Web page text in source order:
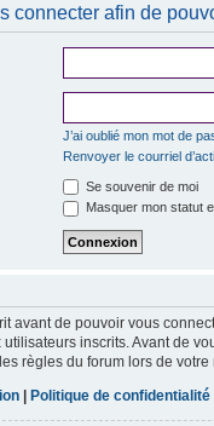
connecter afin de
J’ai oublié mon mot de
Renvoyer le courriel
Se souvenir de moi
Masquer mon statut
avant de pouvoir vous
inscrits. Avant de
règles du forum lors de
Politique de confidentialité